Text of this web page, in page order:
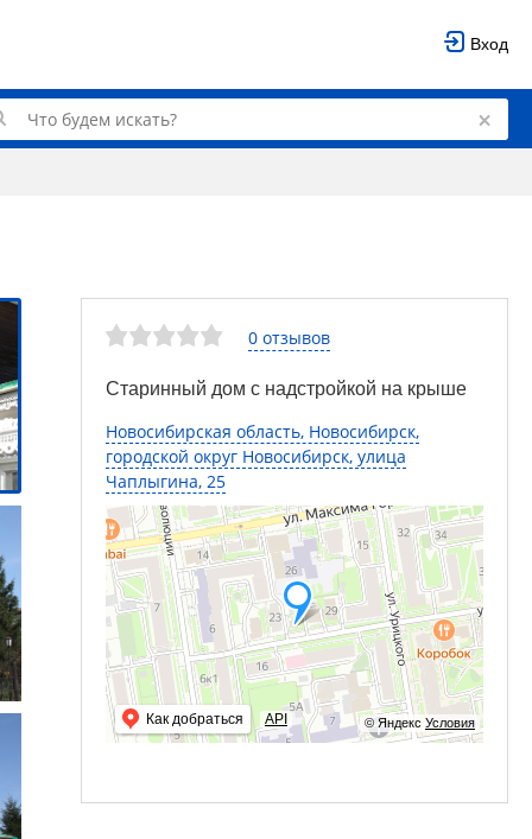
Вход
0 отзывов
Старинный дом с надстройкой на крыше
Новосибирская область, Новосибирск,
городской округ Новосибирск, улица
Чаплыгина, 25
© Яндекс Условия
Как добраться API